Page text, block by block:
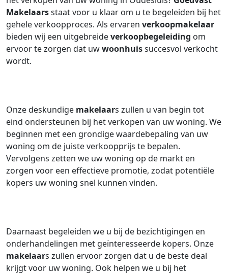
Makelaarsstaat voor u klaar om u te begeleiden bij het
gehele verkoopproces. Als ervaren verkoopmakelaar
bieden wij een uitgebreideverkoopbegeleiding om
ervoor te zorgen dat uwwoonhuissuccesvol verkocht
wordt.
Onze deskundige makelaars zullen u van begin tot
eind ondersteunen bij het verkopen van uw woning. We
beginnen met een grondige waardebepaling van uw
woning om de juiste verkoopprijs te bepalen.
Vervolgens zetten we uw woning op de markt en
zorgen voor een effectieve promotie, zodat potentiële
kopers uw woning snel kunnen vinden.
Daarnaast begeleiden we u bij de bezichtigingen en
onderhandelingen met geïnteresseerde kopers. Onze
makelaars zullen ervoor zorgen dat u de beste deal
krijgt voor uw woning. Ook helpen we u bij het